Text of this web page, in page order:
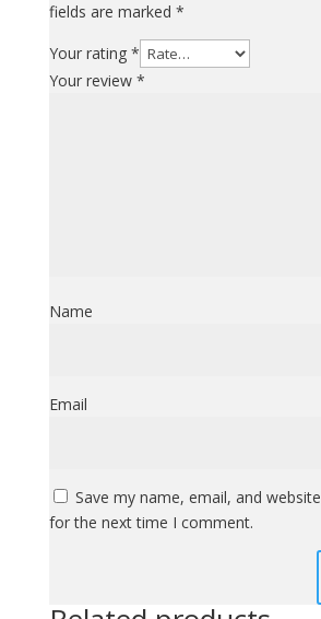
fields are marked *
Your rating *
Your review *
Name
Email
Save my name, email, and
for the next time I comment.